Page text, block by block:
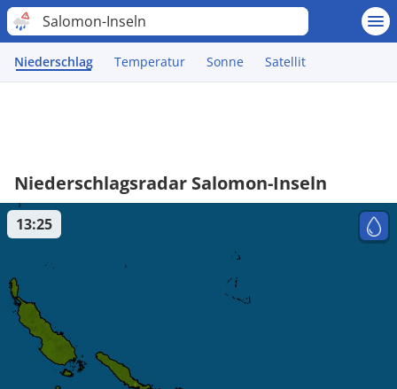
Salomon-Inseln
Niederschlag Temperatur Sonne Satellit
Niederschlagsradar Salomon-Inseln
13:25